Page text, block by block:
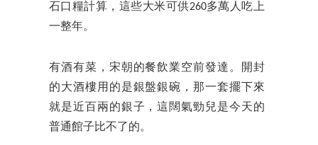
石口糧計算，這些大米可供260多萬人吃上
一整年。
有酒有菜，宋朝的餐飲業空前發達。開封
的大酒樓用的是銀盤銀碗，那一套擺下來
就是近百兩的銀子，這闊氣勁兒是今天的
普通館子比不了的。